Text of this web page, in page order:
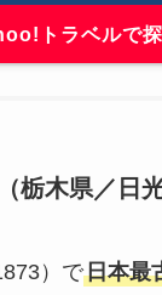
トラベルで
栃木県／日光
）で日本最